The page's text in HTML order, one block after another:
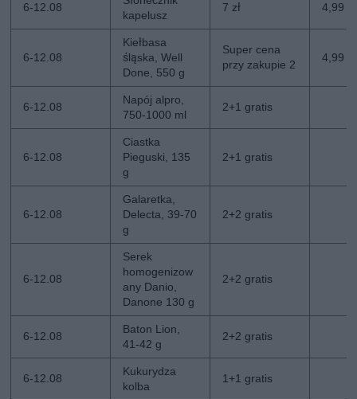
6-12.08
kapelusz
7 zł 4,99
6-12.08
Kiełbasa
śląska, Well
Done, 550 g
Super cena
przy zakupie 2
4,99
6-12.08
Napój alpro,
750-1000 ml
2+1 gratis
6-12.08
Ciastka
Pieguski, 135
g
2+1 gratis
6-12.08
Galaretka,
Delecta, 39-70
g
2+2 gratis
6-12.08
Serek
homogenizow
any Danio,
Danone 130 g
2+2 gratis
6-12.08
Baton Lion,
41-42 g
2+2 gratis
6-12.08
Kukurydza
kolba
1+1 gratis